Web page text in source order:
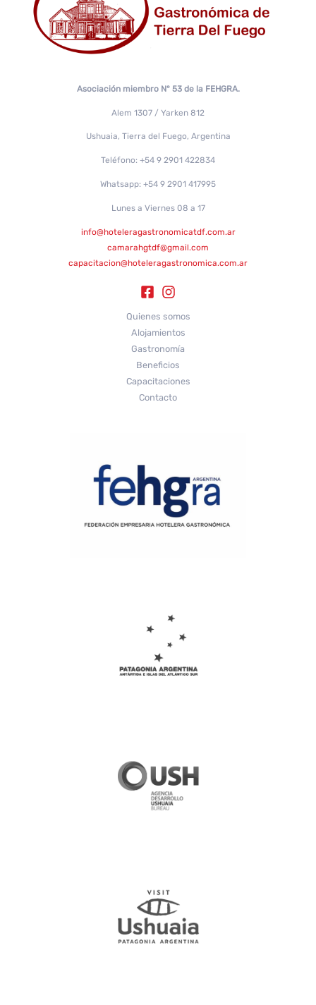
Asociación miembro N° 53 de la FEHGRA.
Alem 1307 / Yarken 812
Ushuaia, Tierra del Fuego, Argentina
Teléfono: +54 9 2901 422834
Whatsapp: +54 9 2901 417995
Lunes a Viernes 08 a 17
info@hoteleragastronomicatdf.com.ar
camarahgtdf@gmail.com
capacitacion@hoteleragastronomica.com.ar
Quienes somos
Alojamientos
Gastronomía
Beneficios
Capacitaciones
Contacto